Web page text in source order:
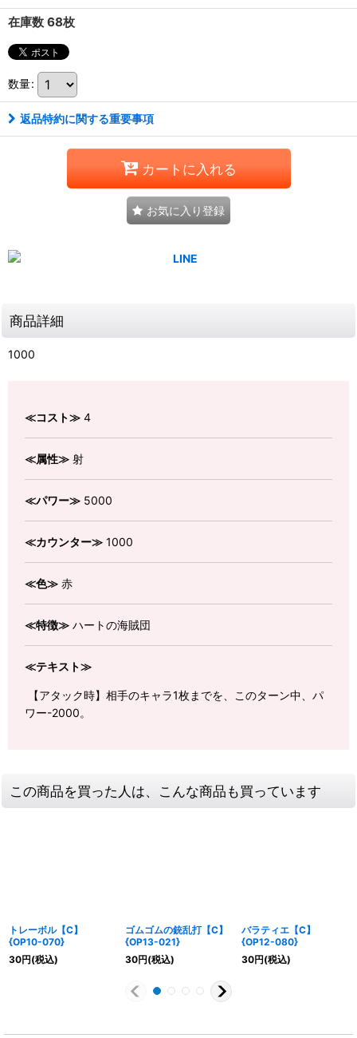
在庫数 68枚
数量:
返品特約に関する重要事項
カートに入れる
お気に入り登録
商品詳細
1000
≪コスト≫ 4
≪属性≫ 射
≪パワー≫ 5000
≪カウンター≫ 1000
≪色≫ 赤
≪特徴≫ ハートの海賊団
≪テキスト≫
【アタック時】相手のキャラ1枚までを、このターン中、パ
ワー-2000。
この商品を買った人は、こんな商品も買っています
トレーボル【C】
{OP10-070}
30円(税込)
ゴムゴムの銃乱打【C】
{OP13-021}
30円(税込)
バラティエ【C】
{OP12-080}
30円(税込)